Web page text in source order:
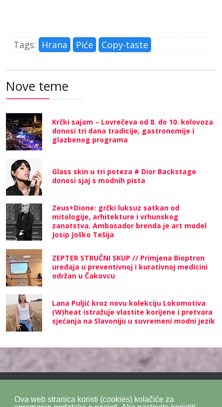
Ova web stranica koristi (cookies) kolačiće za
Tags: Hrana Piće Copy-taste
Nove teme
Krčki sajam – Lovrečeva od 8. do 10. kolovoza
donosi tri dana tradicije, gastronomije i
glazbenog programa
Glass skin u tri poteza # Dior Backstage
donosi sjaj s modnih pista
Zeus+Dione: grčki luksuz satkan od
mitologije, arhitekture i vrhunskog
zanatstva. Ambasador brenda je art model
Josip Joško Tešija
ZEPTER STRUČNI SKUP // Primjena Bioptron
uređaja u preventivnoj i kurativnoj medicini
održan u Čakovcu
Lana Puljić kroz novu kolekciju Lokomotiva
(W)heat istražuje vlastite korijene i pretvara
sjećanja na Slavoniju u suvremeni modni jezik